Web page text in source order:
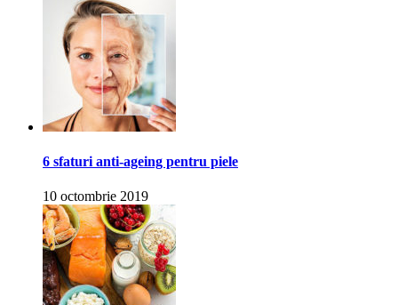
6 sfaturi anti-ageing pentru piele
10 octombrie 2019